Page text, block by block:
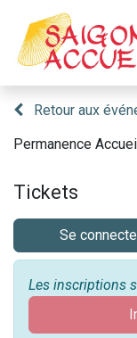
Retour aux
Permanence
Tickets
Se
Les inscriptions